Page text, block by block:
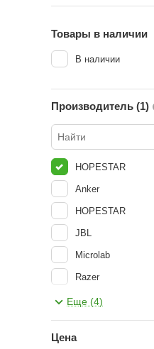
Товары в наличии
В наличии
Производитель (1)
HOPESTAR
Anker
HOPESTAR
JBL
Microlab
Razer
Soundcore
SVEN
Tecno
Еще (4)
Цена